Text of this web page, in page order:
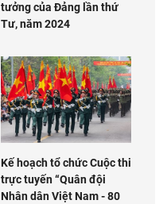
tưởng của Đảng lần thứ
Tư, năm 2024
Kế hoạch tổ chức Cuộc thi
trực tuyến “Quân đội
Nhân dân Việt Nam - 80